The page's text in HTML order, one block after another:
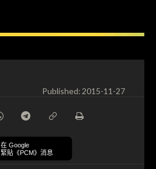
Published:2015-11-27
在 Google
緊貼《PCM》消息